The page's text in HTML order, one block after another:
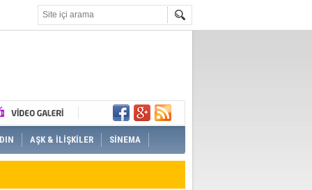
AŞK & İLİŞKİLER SİNEMA